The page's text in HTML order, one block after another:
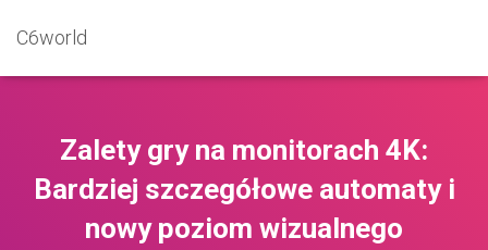
C6world
Zalety gry na monitorach 4K:
Bardziej szczegółowe automaty i
nowy poziom wizualnego